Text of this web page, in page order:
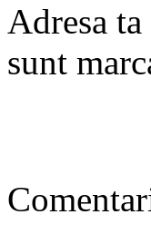
Adresa
sunt